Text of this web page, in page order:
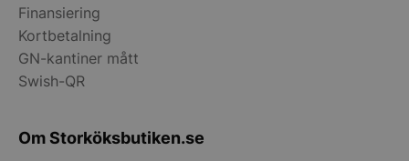
Finansiering
Kortbetalning
GN-kantiner mått
Swish-QR
Om Storköksbutiken.se
__lc_cid
wp_woocommerce_session_[abcdef0123456789]